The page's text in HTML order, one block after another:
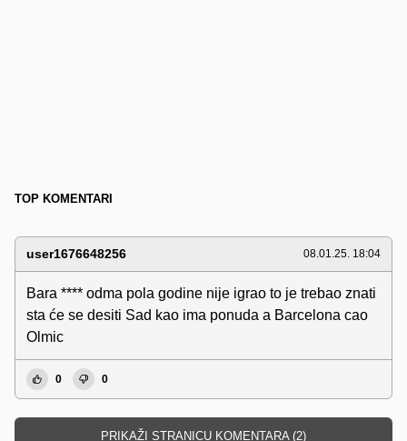
TOP KOMENTARI
user1676648256 08.01.25. 18:04
Bara **** odma pola godine nije igrao to je trebao znati
sta će se desiti Sad kao ima ponuda a Barcelona cao
Olmic
0 0
PRIKAŽI STRANICU KOMENTARA (2)